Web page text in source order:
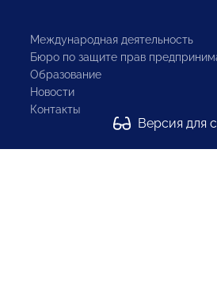
Международная деятельность
Бюро по защите прав
Образование
Новости
Контакты
Версия для